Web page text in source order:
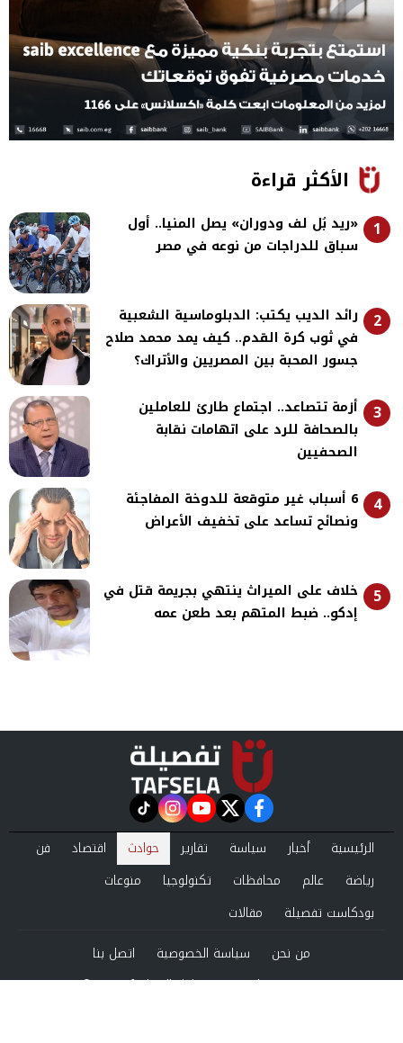
الأكثر قراءة
1
«ريد بُل لف ودوران» يصل المنيا.. أول
سباق للدراجات من نوعه في مصر
2
رائد الديب يكتب: الدبلوماسية الشعبية
في ثوب كرة القدم.. كيف يمد محمد صلاح
جسور المحبة بين المصريين والأتراك؟
3
أزمة تتصاعد.. اجتماع طارئ للعاملين
بالصحافة للرد على اتهامات نقابة
الصحفيين
4
6 أسباب غير متوقعة للدوخة المفاجئة
ونصائح تساعد على تخفيف الأعراض
5
خلاف على الميراث ينتهي بجريمة قتل في
إدكو.. ضبط المتهم بعد طعن عمه
facebook
twitter
youtube
instagram
tiktok
الرئيسية أخبار سياسة تقارير حوادث اقتصاد
فن
رياضة
عالم محافظات تكنولوجيا
منوعات
بودكاست تفصيلة
مقالات
من نحن
سياسة الخصوصية اتصل بنا
©2024 tafsela All Rights Reserved.